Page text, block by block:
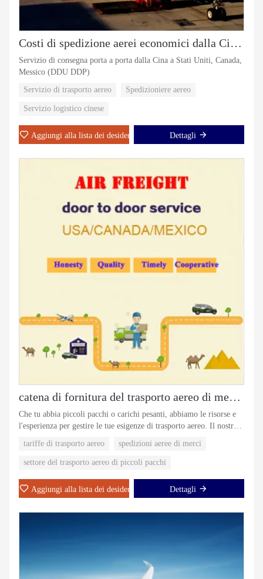
Costi di spedizione aerei economici dalla Cina agli Stati Uniti/Canada/Messico
Servizio di consegna porta a porta dalla Cina a Stati Uniti, Canada,
Messico (DDU DDP)
Servizio di trasporto aereo
Spedizioniere aereo
Servizio logistico cinese
Aggiungi alla lista dei desideri Dettagli
catena di fornitura del trasporto aereo di merci, spedizioni aeree dal Canada alla Cina
Che tu abbia piccoli pacchi o carichi pesanti, abbiamo le risorse e
l'esperienza per gestire le tue esigenze di trasporto aereo. Il nostro
operativa ci hanno guadagnato la reputazione di partner fidato nel
settore.
tariffe di trasporto aereo spedizioni aeree di merci
settore del trasporto aereo di piccoli pacchi
Aggiungi alla lista dei desideri Dettagli